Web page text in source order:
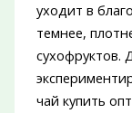
уходит в
темнее,
сухофруктов.
чай купить